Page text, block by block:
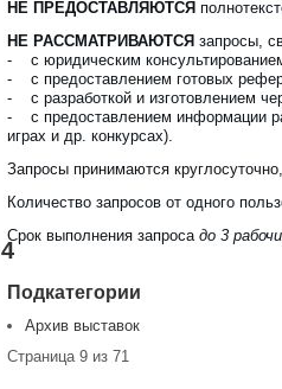
4
НЕ ПРЕДОСТАВЛЯЮТСЯ
НЕ РАССМАТРИВАЮТСЯ запросы,
- с юридическим
- с предоставлением готовых
- с разработкой и изготовлением
- с предоставлением информации
играх и др. конкурсах).
Запросы принимаются
Количество запросов от одного
Срок выполнения запроса до 3
Подкатегории
Архив выставок
Страница 9 из 71